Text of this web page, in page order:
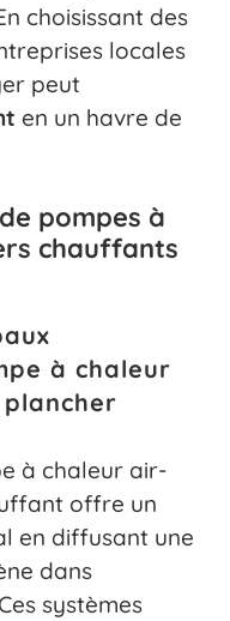
choisissant des
locales
peut
en un havre de
pompes à
chauffants
à chaleur
à chaleur air-
offre un
en diffusant une
dans
systèmes